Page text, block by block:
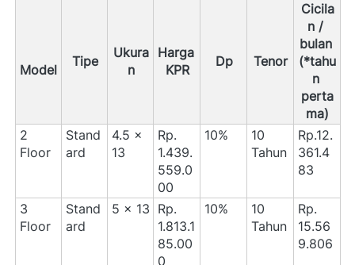
Tipe
Ukura
n
Harga
KPR
Dp Tenor
Cicila
n /
bulan
(*tahu
n
perta
ma)
2
Floor
Stand
ard
4.5 x
13
Rp.
1.439.
559.0
00
10%
10
Tahun
Rp.12.
361.4
83
3
Floor
Stand
ard
5 x 13 Rp.
1.813.1
85.00
0
10%
10
Tahun
Rp.
15.56
9.806